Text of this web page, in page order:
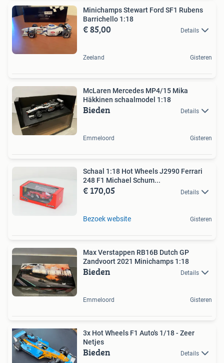
Minichamps Stewart Ford SF1 Rubens
Barrichello 1:18
€ 85,00 Details
Zeeland Gisteren
McLaren Mercedes MP4/15 Mika
Häkkinen schaalmodel 1:18
Bieden Details
Emmeloord Gisteren
Schaal 1:18 Hot Wheels J2990 Ferrari
248 F1 Michael Schum...
€ 170,05 Details
Bezoek website Gisteren
Max Verstappen RB16B Dutch GP
Zandvoort 2021 Minichamps 1:18
Bieden Details
Emmeloord Gisteren
3x Hot Wheels F1 Auto's 1/18 - Zeer
Netjes
Bieden Details